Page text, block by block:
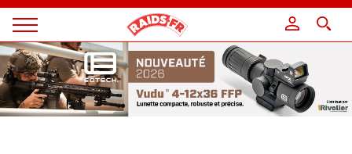
Magazine
Raids
Panneau de gestion des cookies